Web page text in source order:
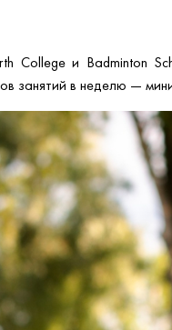
College и Badminton
занятий в неделю —